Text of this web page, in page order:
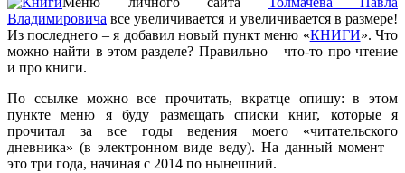
Владимировича все увеличивается и увеличивается в размере!
Из последнего – я добавил новый пункт меню «КНИГИ». Что
можно найти в этом разделе? Правильно – что-то про чтение
и про книги.
По ссылке можно все прочитать, вкратце опишу: в этом
пункте меню я буду размещать списки книг, которые я
прочитал за все годы ведения моего «читательского
дневника» (в электронном виде веду). На данный момент –
это три года, начиная с 2014 по нынешний.